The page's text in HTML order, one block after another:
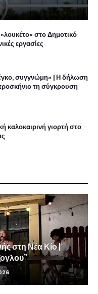
στο Δημοτικό
εργασίες
συγγνώμη» | Η δήλωση
τη σύγκρουση
καλοκαιρινή γιορτή στο
στη Νέα Κίο |